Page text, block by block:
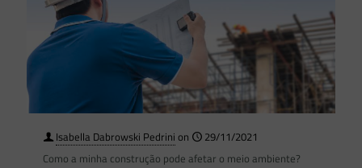
Isabella Dabrowski Pedrini on
29/11/2021
Como a minha construção pode afetar o meio ambiente?